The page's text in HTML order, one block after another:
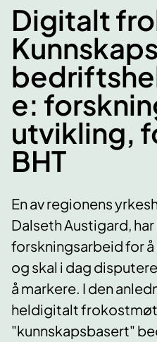
Digitalt
e:
utvikling,
BHT
En av regionens
Dalseth Austigard,
forskningsarbeid for
og skal i dag
å markere. I den
heldigitalt
"kunnskapsbasert"